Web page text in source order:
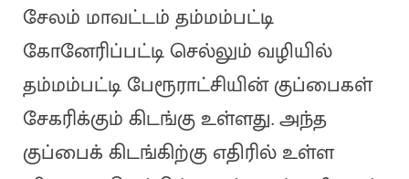
சேலம் மாவட்டம் தம்மம்பட்டி
கோனேரிப்பட்டி செல்லும் வழியில்
தம்மம்பட்டி பேரூராட்சியின் குப்பைகள்
சேகரிக்கும் கிடங்கு உள்ளது. அந்த
குப்பைக் கிடங்கிற்கு எதிரில் உள்ள